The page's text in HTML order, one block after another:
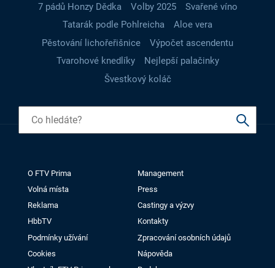
7 pádů Honzy Dědka
Volby 2025
Svařené víno
Tatarák podle Pohlreicha
Aloe vera
Pěstování lichořeřišnice
Výpočet ascendentu
Tvarohové knedlíky
Nejlepší palačinky
Švestkový koláč
O FTV Prima
Management
Volná místa
Press
Reklama
Castingy a výzvy
HbbTV
Kontakty
Podmínky užívání
Zpracování osobních údajů
Cookies
Nápověda